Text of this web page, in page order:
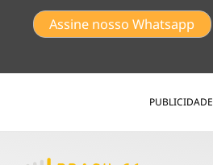
Assine nosso Whatsapp
PUBLICIDADE